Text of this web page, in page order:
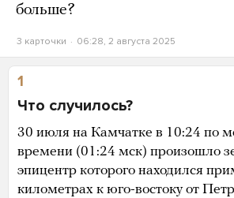
больше?
3 карточки 06:28, 2 августа 2025
1
Что случилось?
30 июля на Камчатке в 10:24 по
времени (01:24 мск) произошло
эпицентр которого находился
километрах к юго-востоку от